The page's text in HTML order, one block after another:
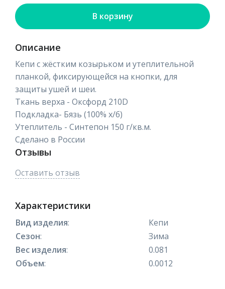
В корзину
Описание
Кепи с жёстким козырьком и утеплительной
планкой, фиксирующейся на кнопки, для
защиты ушей и шеи.
Ткань верха - Оксфорд 210D
Подкладка- Бязь (100% х/б)
Утеплитель - Синтепон 150 г/кв.м.
Сделано в России
Отзывы
Оставить отзыв
Характеристики
Вид изделия:
Кепи
Сезон:
Зима
Вес изделия:
0.081
Объем: 0.0012